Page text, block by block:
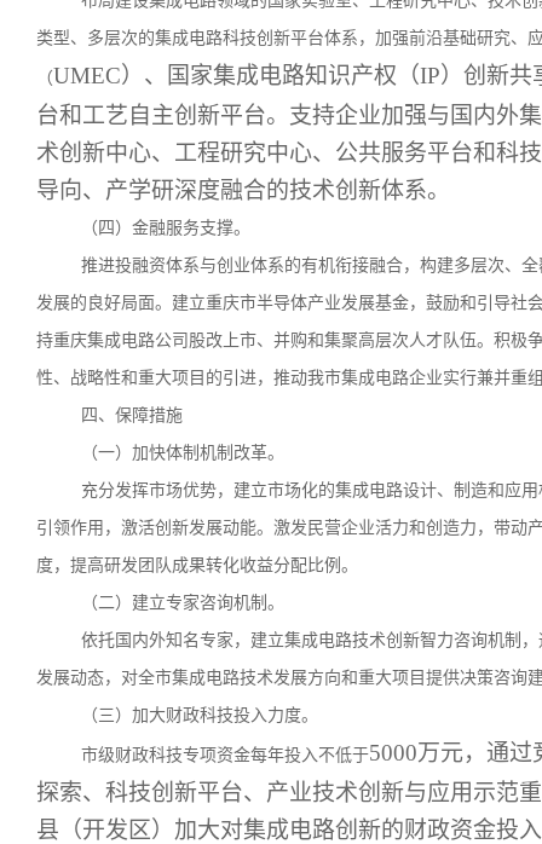
类型、多层次的集成电路科技创新平台体系，加强前沿基础研究、
（UMEC）、国家集成电路知识产权（IP）创新
台和工艺自主创新平台。支持企业加强与国内外
术创新中心、工程研究中心、公共服务平台和科
导向、产学研深度融合的技术创新体系。
（四）金融服务支撑。
推进投融资体系与创业体系的有机衔接融合，构建多层次、
发展的良好局面。建立重庆市半导体产业发展基金，鼓励和引导社
持重庆集成电路公司股改上市、并购和集聚高层次人才队伍。积极
性、战略性和重大项目的引进，推动我市集成电路企业实行兼并重
四、保障措施
（一）加快体制机制改革。
充分发挥市场优势，建立市场化的集成电路设计、制造和应
引领作用，激活创新发展动能。激发民营企业活力和创造力，带
度，提高研发团队成果转化收益分配比例。
（二）建立专家咨询机制。
依托国内外知名专家，建立集成电路技术创新智力咨询机制
发展动态，对全市集成电路技术发展方向和重大项目提供决策咨询
（三）加大财政科技投入力度。
市级财政科技专项资金每年投入不低于5000万元，通
探索、科技创新平台、产业技术创新与应用示范
县（开发区）加大对集成电路创新的财政资金投